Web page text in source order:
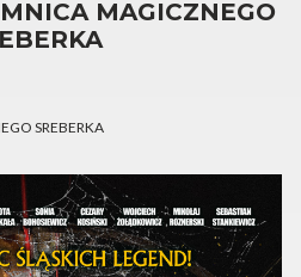
MAGICZNEGO
SREBERKA